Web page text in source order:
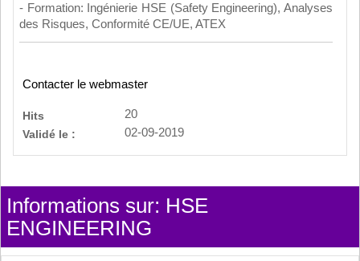
- Formation: Ingénierie HSE (Safety Engineering), Analyses
des Risques, Conformité CE/UE, ATEX
Contacter le webmaster
Hits
20
Validé le :
02-09-2019
Informations sur: HSE
ENGINEERING